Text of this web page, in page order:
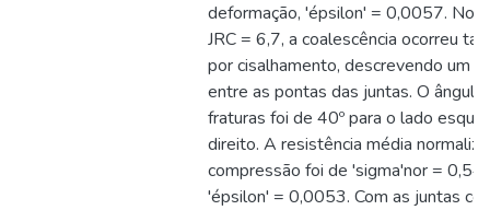
deformação, 'épsilon' = 0,0057. No
JRC = 6,7, a coalescência ocorreu
por cisalhamento, descrevendo um
entre as pontas das juntas. O
fraturas foi de 40º para o lado
direito. A resistência média
compressão foi de 'sigma'nor = 0,54
'épsilon' = 0,0053. Com as juntas